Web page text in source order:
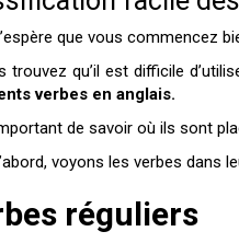
que vous commencez
trouvez qu’il est difficile
verbes en anglais.
de savoir où ils sont
voyons les verbes dans
réguliers